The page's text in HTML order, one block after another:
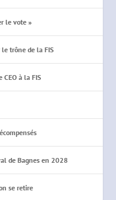
le vote »
trône de la FIS
à la FIS
de Bagnes en 2028
se retire